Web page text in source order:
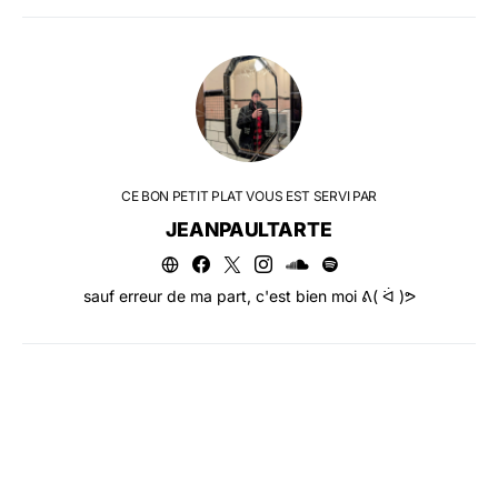
CE BON PETIT PLAT VOUS EST SERVI PAR
JEANPAULTARTE
sauf erreur de ma part, c'est bien moi ᕕ( ᐛ )ᕗ